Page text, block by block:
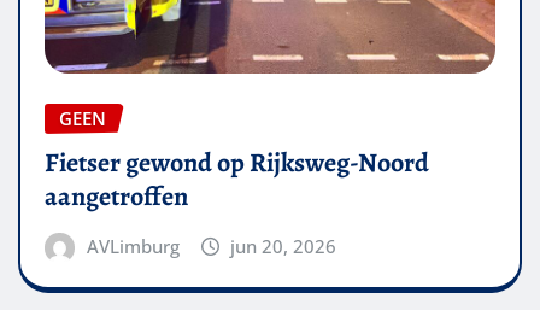
GEEN
Fietser gewond op Rijksweg-Noord
aangetroffen
AVLimburg jun 20, 2026